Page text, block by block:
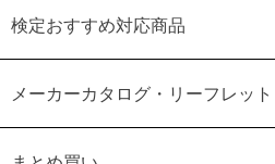
検定おすすめ対応商品
メーカーカタログ・リーフレット